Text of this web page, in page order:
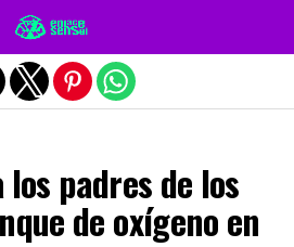
padres de los
de oxígeno en
la versión móvil